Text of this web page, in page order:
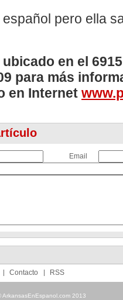
pero ella
en el
para más
en Internet
Email
Contacto RSS
ArkansasEnEspanol.com 2013